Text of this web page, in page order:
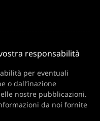
responsabilità
per eventuali
o dall’inazione
nostre pubblicazioni.
da noi fornite